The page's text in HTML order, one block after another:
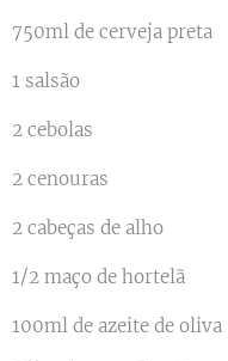
750ml de cerveja preta
1 salsão
2 cebolas
2 cenouras
2 cabeças de alho
1/2 maço de hortelã
100ml de azeite de oliva